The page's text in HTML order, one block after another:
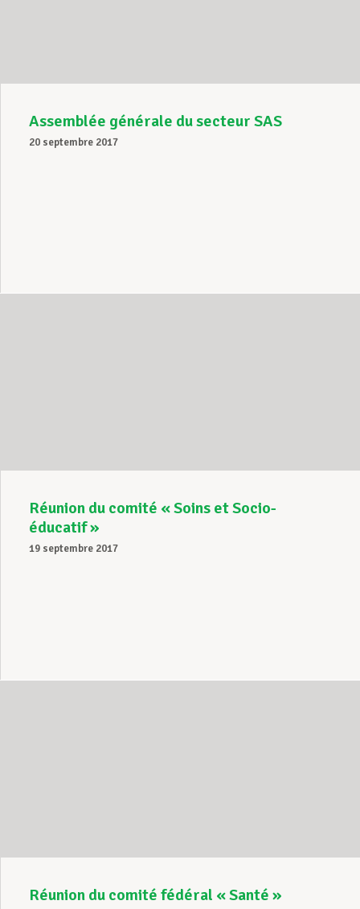
Assemblée générale du secteur SAS
20 septembre 2017
Réunion du comité « Soins et Socio-
éducatif »
19 septembre 2017
Réunion du comité fédéral « Santé »